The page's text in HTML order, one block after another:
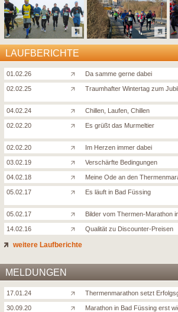
LAUFBERICHTE
01.02.26 Da samme gerne dabei
02.02.25 Traumhafter Wintertag zum
04.02.24 Chillen, Laufen, Chillen
02.02.20 Es grüßt das Murmeltier
02.02.20 Im Herzen immer dabei
03.02.19 Verschärfte Bedingungen
04.02.18 Meine Ode an den
05.02.17 Es läuft in Bad Füssing
05.02.17 Bilder vom Thermen-Marathon
14.02.16 Qualität zu Discounter-Preisen
weitere Laufberichte
MELDUNGEN
17.01.24 Thermenmarathon setzt
30.09.20 Marathon in Bad Füssing erst